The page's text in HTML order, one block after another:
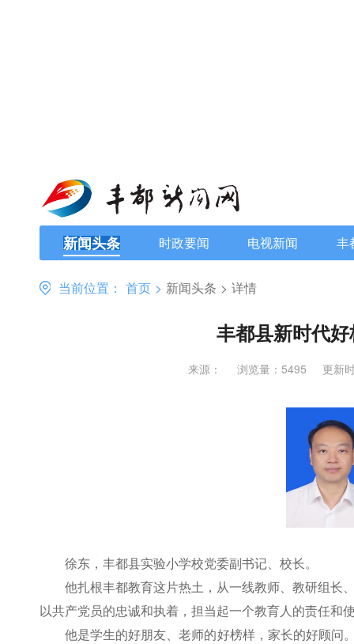
新闻头条 时政要闻 电视新闻 丰
当前位置： 首页 > 新闻头条 > 详情
丰都县新时代
来源： 浏览量：5495 更新
徐东，丰都县实验小学校党委副书记、校长。
他扎根丰都教育这片热土，从一线教师、教研组长
以共产党员的忠诚和执着，担当起一个教育人的责任和
他是学生的好朋友、老师的好榜样，家长的好顾问